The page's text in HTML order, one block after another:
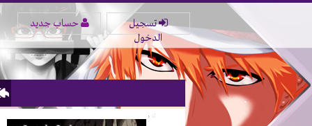
تسجيل
الدخول
حساب جديد